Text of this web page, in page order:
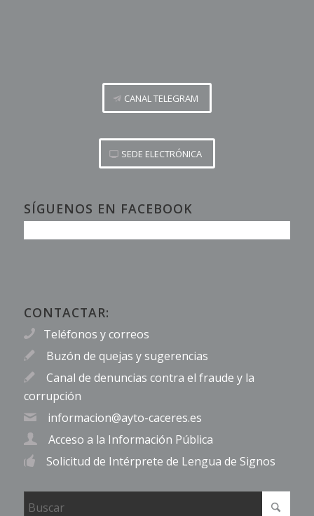
CANAL TELEGRAM
SEDE ELECTRÓNICA
SÍGUENOS EN FACEBOOK
CONTACTAR:
Teléfonos y correos
Buzón de quejas y sugerencias
Canal de denuncias contra el fraude y la
corrupción
informacion@ayto-caceres.es
Acceso a la Información Pública
Solicitud de Intérprete de Lengua de Signos